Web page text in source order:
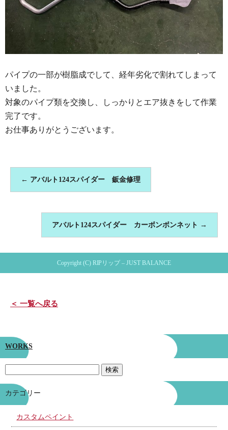
パイプの一部が樹脂成でして、経年劣化で割れてしまって
いました。
対象のパイプ類を交換し、しっかりとエア抜きをして作業
完了です。
お仕事ありがとうございます。
← アバルト124スパイダー 鈑金修理
アバルト124スパイダー カーボンボンネット →
Copyright (C) RIPリップ – JUST BALANCE
＜ 一覧へ戻る
WORKS
カテゴリー
カスタムペイント